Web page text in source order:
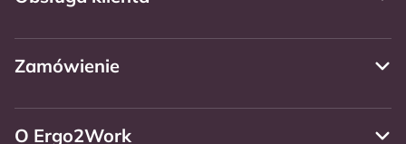
Zamówienie
O Ergo2Work